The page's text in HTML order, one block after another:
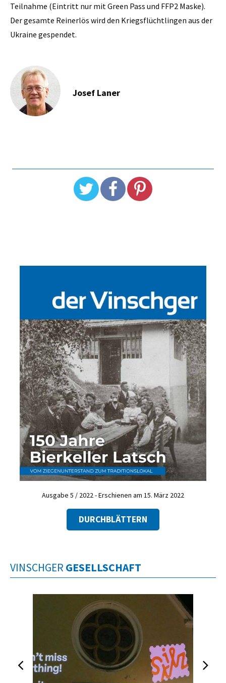
Teilnahme (Eintritt nur mit Green Pass und FFP2 Maske).
Der gesamte Reinerlös wird den Kriegsflüchtlingen aus der
Ukraine gespendet.
Josef Laner
Ausgabe 5 / 2022 - Erschienen am 15. März 2022
DURCHBLÄTTERN
VINSCHGER GESELLSCHAFT